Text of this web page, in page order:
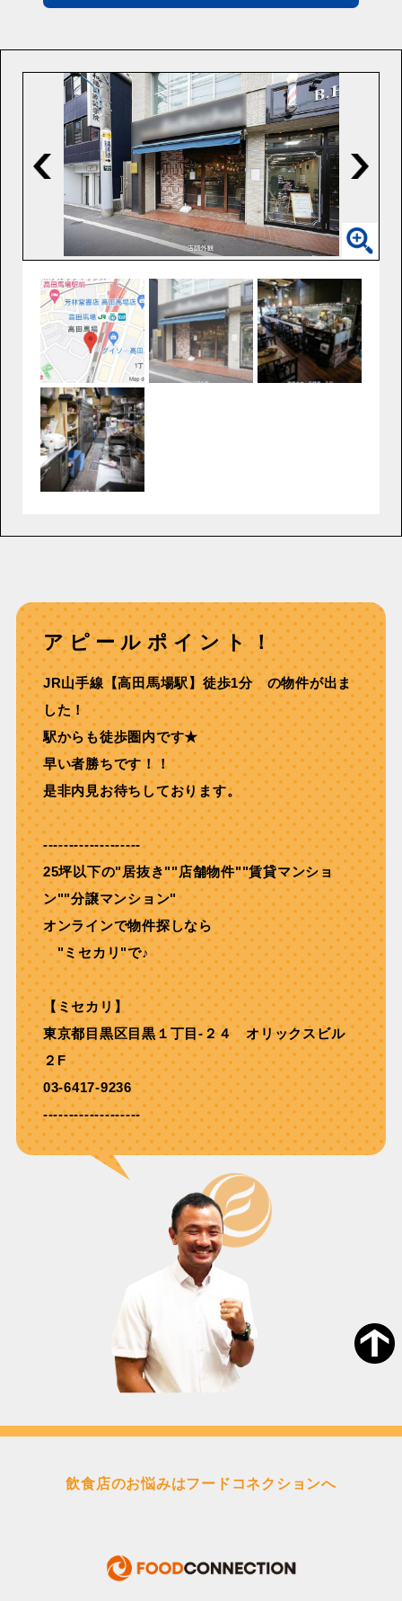
アピールポイント！
JR山手線【高田馬場駅】徒歩1分 の物件が出ま
した！
駅からも徒歩圏内です★
早い者勝ちです！！
是非内見お待ちしております。
-------------------
25坪以下の"居抜き""店舗物件""賃貸マンショ
ン""分譲マンション"
オンラインで物件探しなら
"ミセカリ"で♪
【ミセカリ】
東京都目黒区目黒１丁目-２４ オリックスビル
２F
03-6417-9236
-------------------
飲食店のお悩みはフードコネクションへ